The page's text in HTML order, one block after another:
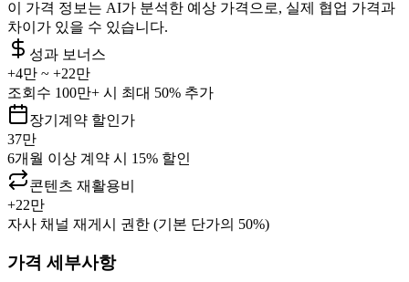
이 가격 정보는 AI가 분석한 예상 가격으로, 실제 협업 가격과
차이가 있을 수 있습니다.
성과 보너스
+4만 ~ +22만
조회수 100만+ 시 최대 50% 추가
장기계약 할인가
37만
6개월 이상 계약 시 15% 할인
콘텐츠 재활용비
+22만
자사 채널 재게시 권한 (기본 단가의 50%)
가격 세부사항